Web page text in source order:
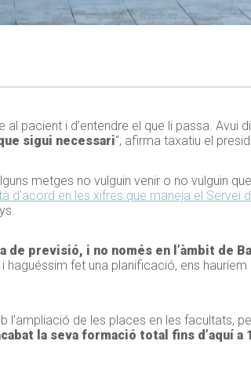
pacient i d’entendre el que li passa. Avui
sigui necessari“, afirma taxatiu el
metges no vulguin venir o no vulguin
d’acord en les xifres que maneja el Servei
de previsió, i no només en l’àmbit de
fet una planificació, ens
l’ampliació de les places en les facultats,
la seva formació total fins d’aquí a